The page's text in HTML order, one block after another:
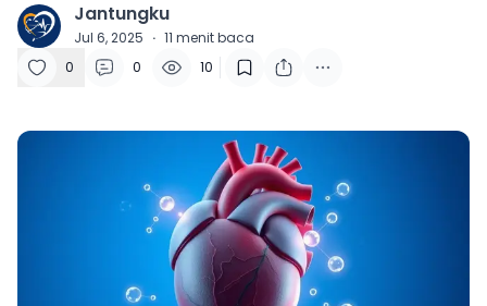
J Jantungku
Jul 6, 2025 · 11 menit baca
0
0 10